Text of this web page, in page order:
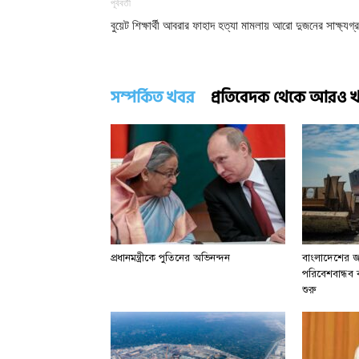
পূর্ববর্তী
বুয়েট শিক্ষার্থী আবরার ফাহাদ হত্যা মামলায় আরো দুজনের
সম্পর্কিত খবর প্রতিবেদক থেকে আরও
প্রধানমন্ত্রীকে পুতিনের অভিনন্দন
বাংলাদেশের
পরিবেশবান্ধব
শুরু